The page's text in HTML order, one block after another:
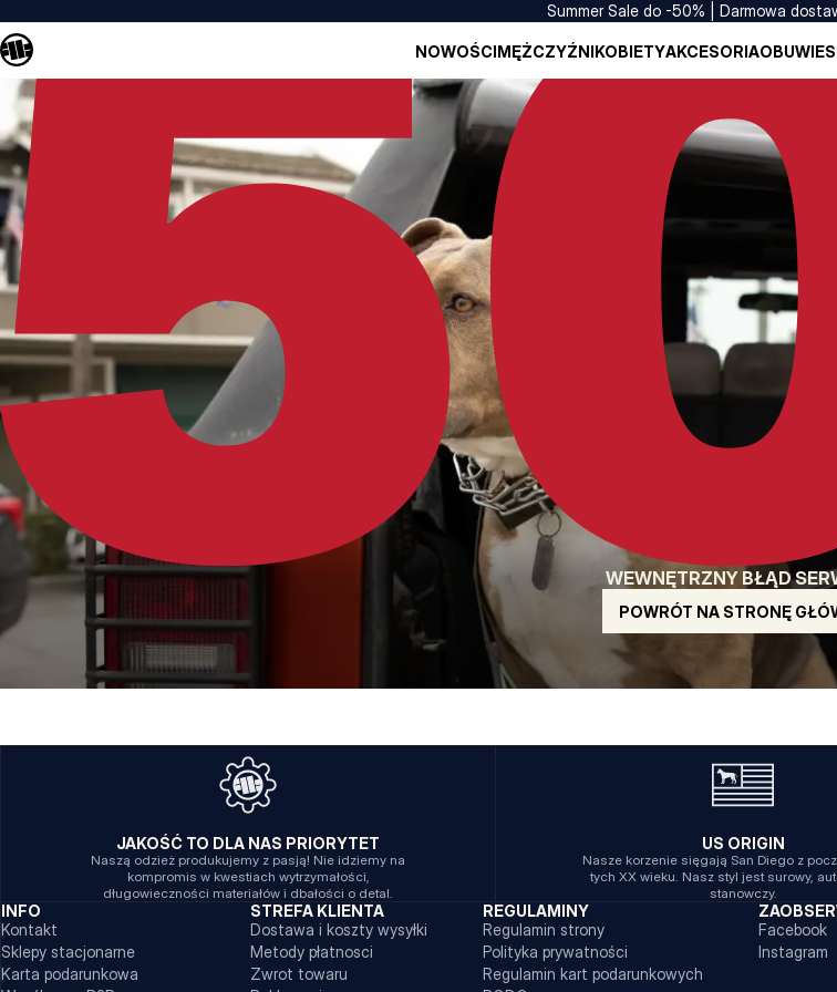
Summer Sale do -50% | Darmowa
NOWOŚCIMĘŻCZYŹNIKOBIETYAKCESORIAOBUWIE
WEWNĘTRZNY BŁĄD
POWRÓT NA STRONĘ
JAKOŚĆ TO DLA NAS PRIORYTET
Naszą odzież produkujemy z pasją! Nie idziemy na
kompromis w kwestiach wytrzymałości,
długowieczności materiałów i dbałości o detal.
US ORIGIN
Nasze korzenie sięgają San Diego z
tych XX wieku. Nasz styl jest surowy,
stanowczy.
INFO
Kontakt
Sklepy stacjonarne
Karta podarunkowa
STREFA KLIENTA
Dostawa i koszty wysyłki
Metody płatnosci
Zwrot towaru
REGULAMINY
Regulamin strony
Polityka prywatności
Regulamin kart podarunkowych
Facebook
Instagram